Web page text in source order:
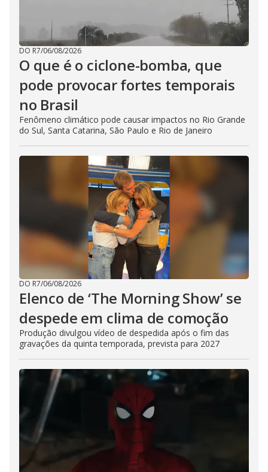
DO R7/06/08/2026
O que é o ciclone-bomba, que
pode provocar fortes temporais
no Brasil
Fenômeno climático pode causar impactos no Rio Grande
do Sul, Santa Catarina, São Paulo e Rio de Janeiro
DO R7/06/08/2026
Elenco de ‘The Morning Show’ se
despede em clima de comoção
Produção divulgou vídeo de despedida após o fim das
gravações da quinta temporada, prevista para 2027